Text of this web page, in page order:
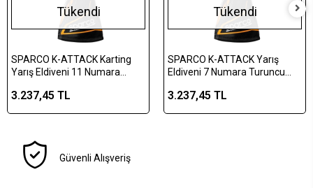
Tükendi
SPARCO K-ATTACK Karting
Yarış Eldiveni 11 Numara
3.237,45 TL
Tükendi
SPARCO K-ATTACK Yarış
Eldiveni 7 Numara Turuncu
3.237,45 TL
Güvenli Alışveriş